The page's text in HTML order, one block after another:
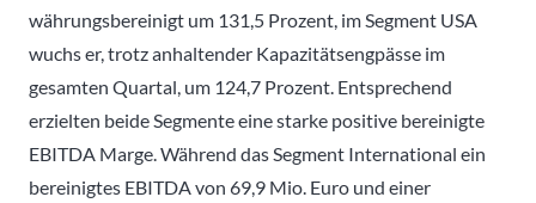
währungsbereinigt um 131,5 Prozent, im Segment USA
wuchs er, trotz anhaltender Kapazitätsengpässe im
gesamten Quartal, um 124,7 Prozent. Entsprechend
erzielten beide Segmente eine starke positive bereinigte
EBITDA Marge. Während das Segment International ein
bereinigtes EBITDA von 69,9 Mio. Euro und einer